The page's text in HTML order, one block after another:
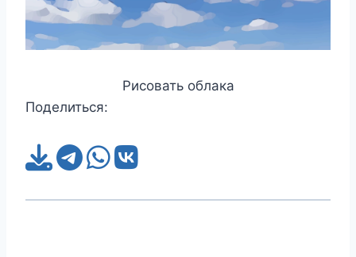
Рисовать облака
Поделиться: